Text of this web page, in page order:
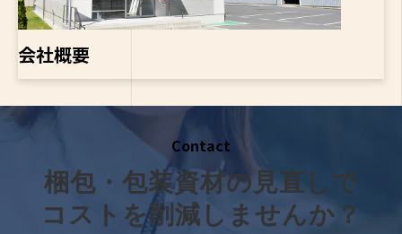
会社概要
Contact
梱包・包装資材の見直しで
コストを削減しませんか？